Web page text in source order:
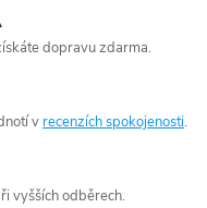
dopravu zdarma.
v recenzích spokojenosti.
vyšších odběrech.